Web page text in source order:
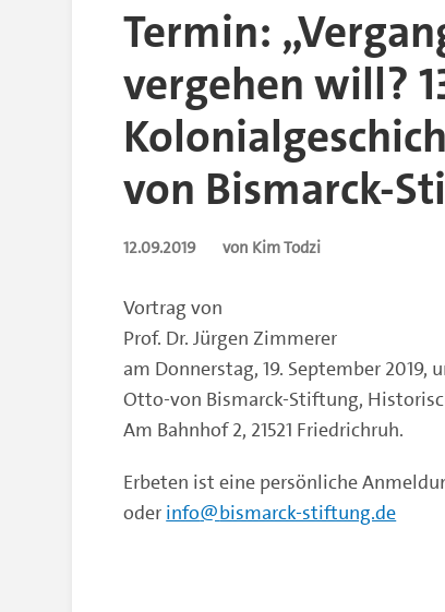
Termin:
vergehen will?
von Bismarck-
12.09.2019 von Kim Todzi
Vortrag von
Prof. Dr. Jürgen Zimmerer
am Donnerstag, 19. September 2019,
Otto-von Bismarck-Stiftung,
Am Bahnhof 2, 21521 Friedrichruh.
Erbeten ist eine persönliche
oder info@bismarck-stiftung.de